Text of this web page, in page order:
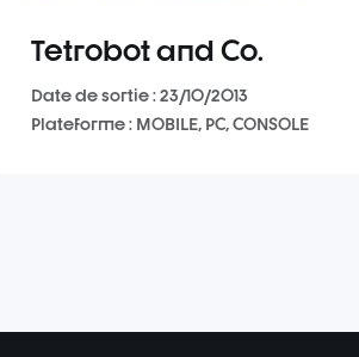
Tetrobot and Co.
Date de sortie : 23/10/2013
Plateforme : MOBILE, PC, CONSOLE